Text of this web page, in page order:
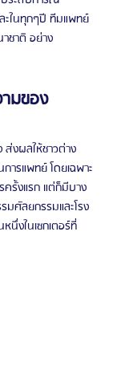
ะในทุกๆปี ทีมแพทย์
ชาติ อย่าง
มของ
ส่งผลให้ชาวต่าง
ารแพทย์ โดยเฉพาะ
ครั้งแรก แต่ก็มีบาง
มศัลยกรรมและโรง
นึ่งในเซกเตอร์ที่